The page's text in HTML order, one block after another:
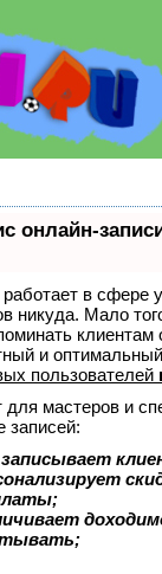
и
онлайн-
работает в сфере
никуда. Мало
и
пользователей
для мастеров и
записей: